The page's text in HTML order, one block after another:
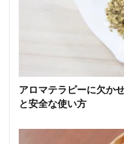
アロマテラピーに欠か
と安全な使い方